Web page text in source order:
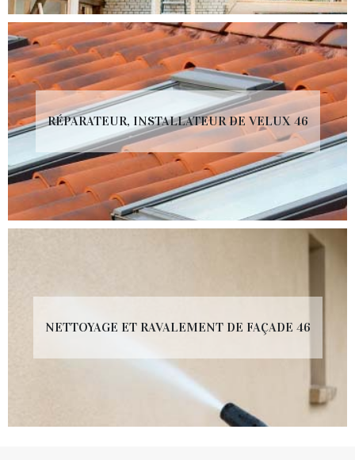
RÉPARATEUR, INSTALLATEUR DE VELUX 46
NETTOYAGE ET RAVALEMENT DE FAÇADE 46